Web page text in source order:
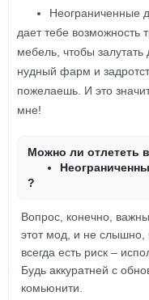
Неограниченные
дает тебе возможность
мебель, чтобы
нудный фарм и
пожелаешь. И это
мне!
Можно ли отлететь
?
Вопрос, конечно,
этот мод, и не слышно,
всегда есть риск –
Будь аккуратней с
комьюнити.